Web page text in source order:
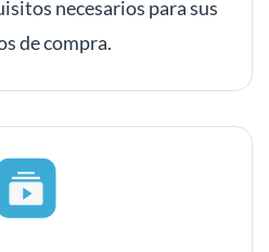
necesarios para sus
de compra.